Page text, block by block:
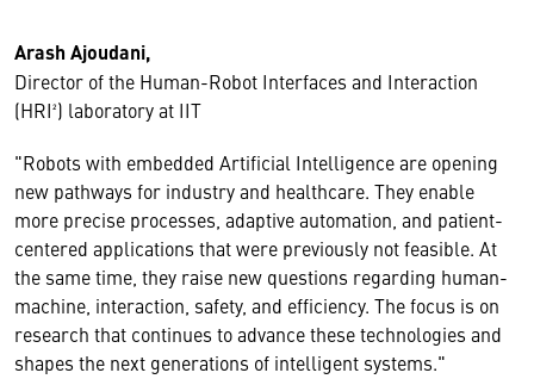
Arash Ajoudani,
Director of the Human-Robot Interfaces and Interaction
(HRI²) laboratory at IIT
"Robots with embedded Artificial Intelligence are opening
new pathways for industry and healthcare. They enable
more precise processes, adaptive automation, and patient-
centered applications that were previously not feasible. At
the same time, they raise new questions regarding human-
machine, interaction, safety, and efficiency. The focus is on
research that continues to advance these technologies and
shapes the next generations of intelligent systems."